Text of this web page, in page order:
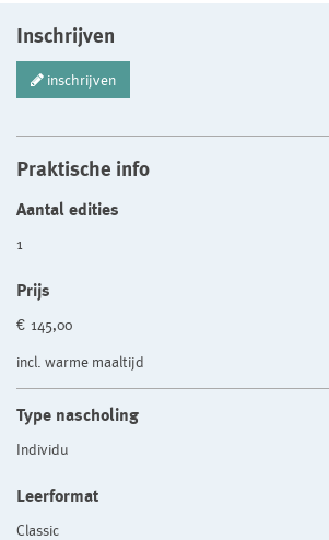
Inschrijven
inschrijven
Praktische info
Aantal edities
1
Prijs
€ 145,00
incl. warme maaltijd
Type nascholing
Individu
Leerformat
Classic